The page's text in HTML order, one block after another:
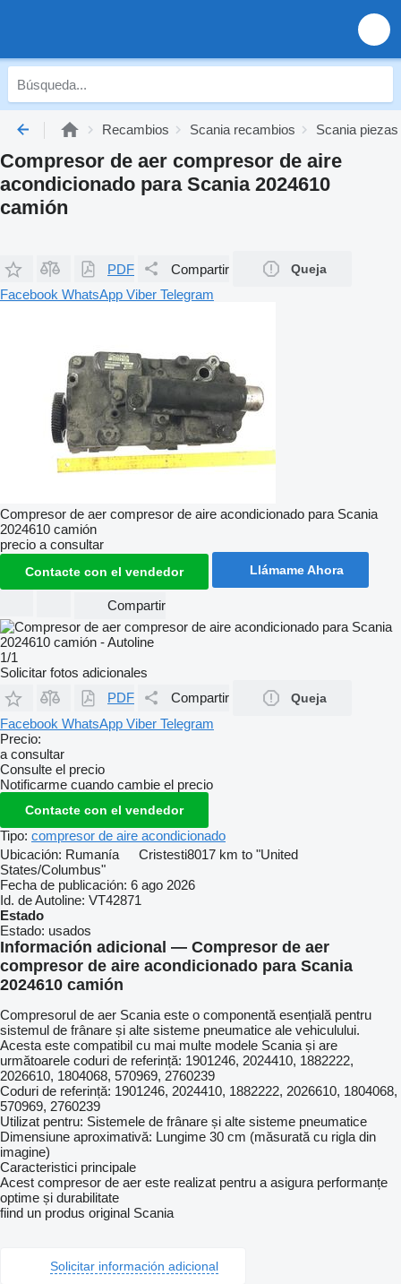
Recambios Scania recambios Scania
Compresor de aer compresor de aire
acondicionado para Scania 2024610
camión
PDF Compartir Queja
Facebook WhatsApp Viber Telegram
Compresor de aer compresor de aire acondicionado para Scania
2024610 camión
precio a consultar
Contacte con el vendedor Llámame Ahora
Compartir
1/1
Solicitar fotos adicionales
PDF
Compartir Queja
Facebook WhatsApp Viber Telegram
Precio:
a consultar
Consulte el precio
Notificarme cuando cambie el precio
Contacte con el vendedor
Tipo: compresor de aire acondicionado
Ubicación: Rumanía Cristesti8017 km to "United
States/Columbus"
Fecha de publicación: 6 ago 2026
Id. de Autoline: VT42871
Estado
Estado: usados
Información adicional — Compresor de aer
compresor de aire acondicionado para Scania
2024610 camión
Compresorul de aer Scania este o componentă esențială pentru
sistemul de frânare și alte sisteme pneumatice ale vehiculului.
Acesta este compatibil cu mai multe modele Scania și are
următoarele coduri de referință: 1901246, 2024410, 1882222,
2026610, 1804068, 570969, 2760239
Coduri de referință: 1901246, 2024410, 1882222, 2026610, 1804068,
570969, 2760239
Utilizat pentru: Sistemele de frânare și alte sisteme pneumatice
Dimensiune aproximativă: Lungime 30 cm (măsurată cu rigla din
imagine)
Caracteristici principale
Acest compresor de aer este realizat pentru a asigura performanțe
optime și durabilitate
fiind un produs original Scania
Solicitar información adicional